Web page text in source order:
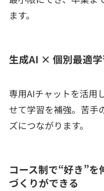
ます。
生成AI × 個別最適
専用AIチャットを活用
せて学習を補強。苦手
ズにつながります。
コース制で“好き”
づくりができる